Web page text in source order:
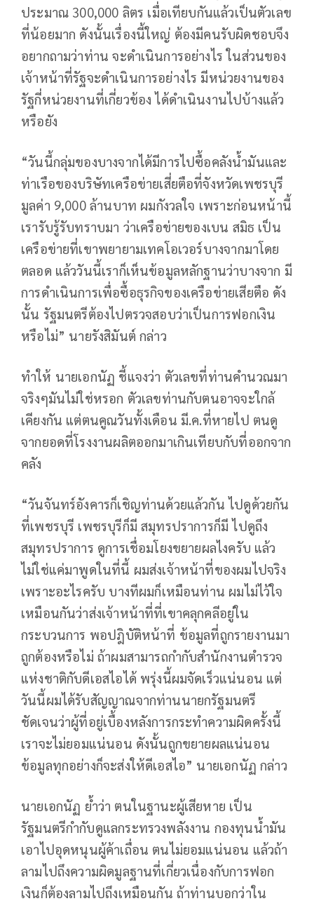
ประมาณ 300,000 ลิตร เมื่อเทียบกันแล้วเป็นตัวเลข
ที่น้อยมาก ดังนั้นเรื่องนี้ใหญ่ ต้องมีคนรับผิดชอบจึง
อยากถามว่าท่าน จะดำเนินการอย่างไร ในส่วนของ
เจ้าหน้าที่รัฐจะดำเนินการอย่างไร มีหน่วยงานของ
รัฐกี่หน่วยงานที่เกี่ยวข้อง ได้ดำเนินงานไปบ้างแล้ว
หรือยัง
“วันนี้กลุ่มของบางจากได้มีการไปซื้อคลังน้ำมันและ
ท่าเรือของบริษัทเครือข่ายเสี่ยตือที่จังหวัดเพชรบุรี
มูลค่า 9,000 ล้านบาท ผมกังวลใจ เพราะก่อนหน้านี้
เรารับรู้รับทราบมา ว่าเครือข่ายของเบน สมิธ เป็น
เครือข่ายที่เขาพยายามเทคโอเวอร์บางจากมาโดย
ตลอด แล้ววันนี้เราก็เห็นข้อมูลหลักฐานว่าบางจาก มี
การดำเนินการเพื่อซื้อธุรกิจของเครือข่ายเสียตือ ดัง
นั้น รัฐมนตรีต้องไปตรวจสอบว่าเป็นการฟอกเงิน
หรือไม่” นายรังสิมันต์ กล่าว
ทำให้ นายเอกนัฏ ชี้แจงว่า ตัวเลขที่ท่านคำนวณมา
จริงๆมันไม่ใช่หรอก ตัวเลขท่านกับตนอาจจะใกล้
เคียงกัน แต่ตนคูณวันทั้งเดือน มี.ค.ที่หายไป ตนดู
จากยอดที่โรงงานผลิตออกมาเกินเทียบกับที่ออกจาก
คลัง
“วันจันทร์อังคารก็เชิญท่านด้วยแล้วกัน ไปดูด้วยกัน
ที่เพชรบุรี เพชรบุรีก็มี สมุทรปราการก็มี ไปดูถึง
สมุทรปราการ ดูการเชื่อมโยงขยายผลไงครับ แล้ว
ไม่ใช่แค่มาพูดในที่นี้ ผมส่งเจ้าหน้าที่ของผมไปจริง
เพราะอะไรครับ บางทีผมก็เหมือนท่าน ผมไม่ไว้ใจ
เหมือนกันว่าส่งเจ้าหน้าที่ที่เขาคลุกคลีอยู่ใน
กระบวนการ พอปฎิบัติหน้าที่ ข้อมูลที่ถูกรายงานมา
ถูกต้องหรือไม่ ถ้าผมสามารถกำกับสำนักงานตำรวจ
แห่งชาติกับดีเอสไอได้ พรุ่งนี้ผมจัดเร็วแน่นอน แต่
วันนี้ผมได้รับสัญญาณจากท่านนายกรัฐมนตรี
ชัดเจนว่าผู้ที่อยู่เบื้องหลังการกระทำความผิดครั้งนี้
เราจะไม่ยอมแน่นอน ดังนั้นถูกขยายผลแน่นอน
ข้อมูลทุกอย่างก็จะส่งให้ดีเอสไอ” นายเอกนัฏ กล่าว
นายเอกนัฏ ย้ำว่า ตนในฐานะผู้เสียหาย เป็น
รัฐมนตรีกำกับดูแลกระทรวงพลังงาน กองทุนน้ำมัน
เอาไปอุดหนุนผู้ค้าเถื่อน ตนไม่ยอมแน่นอน แล้วถ้า
ลามไปถึงความผิดมูลฐานที่เกี่ยวเนื่องกับการฟอก
เงินก็ต้องลามไปถึงเหมือนกัน ถ้าท่านบอกว่าใน